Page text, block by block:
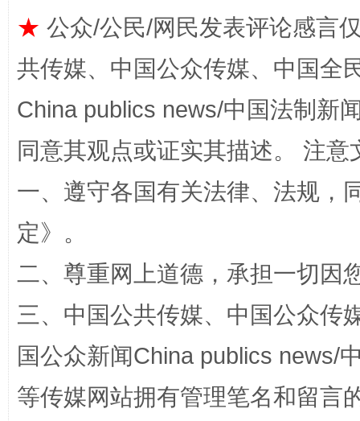
揭批美国五大"原罪" "炒
解纷+调解+退费，一次搞定
★ 公众/公民/网民发表评论感言
共传媒、中国公众传媒、中国全
China publics news/中国法制新
同意其观点或证实其描述。 注
一、遵守各国有关法律、法规，
定》。
二、尊重网上道德，承担一切因
三、中国公共传媒、中国公众传
国公众新闻China publics news/
等传媒网站拥有管理笔名和留言